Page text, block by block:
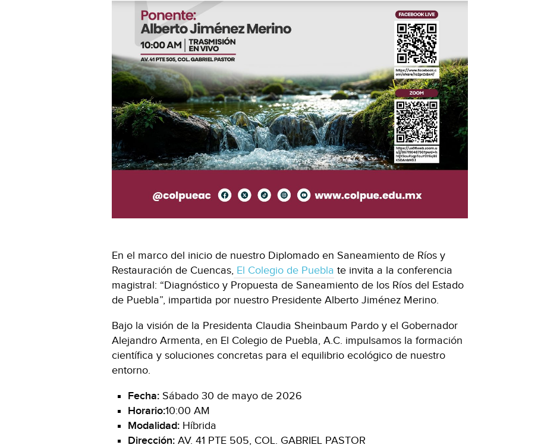
En el marco del inicio de nuestro Diplomado en Saneamiento de Ríos y
Restauración de Cuencas, El Colegio de Puebla te invita a la conferencia
magistral: “Diagnóstico y Propuesta de Saneamiento de los Ríos del Estado
de Puebla”, impartida por nuestro Presidente Alberto Jiménez Merino.
Bajo la visión de la Presidenta Claudia Sheinbaum Pardo y el Gobernador
Alejandro Armenta, en El Colegio de Puebla, A.C. impulsamos la formación
científica y soluciones concretas para el equilibrio ecológico de nuestro
entorno.
Fecha: Sábado 30 de mayo de 2026
Horario:10:00 AM
Modalidad: Híbrida
Dirección: AV. 41 PTE 505, COL. GABRIEL PASTOR